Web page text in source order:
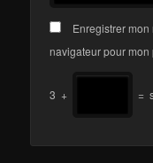
Enregistrer
navigateur pour
3 + =